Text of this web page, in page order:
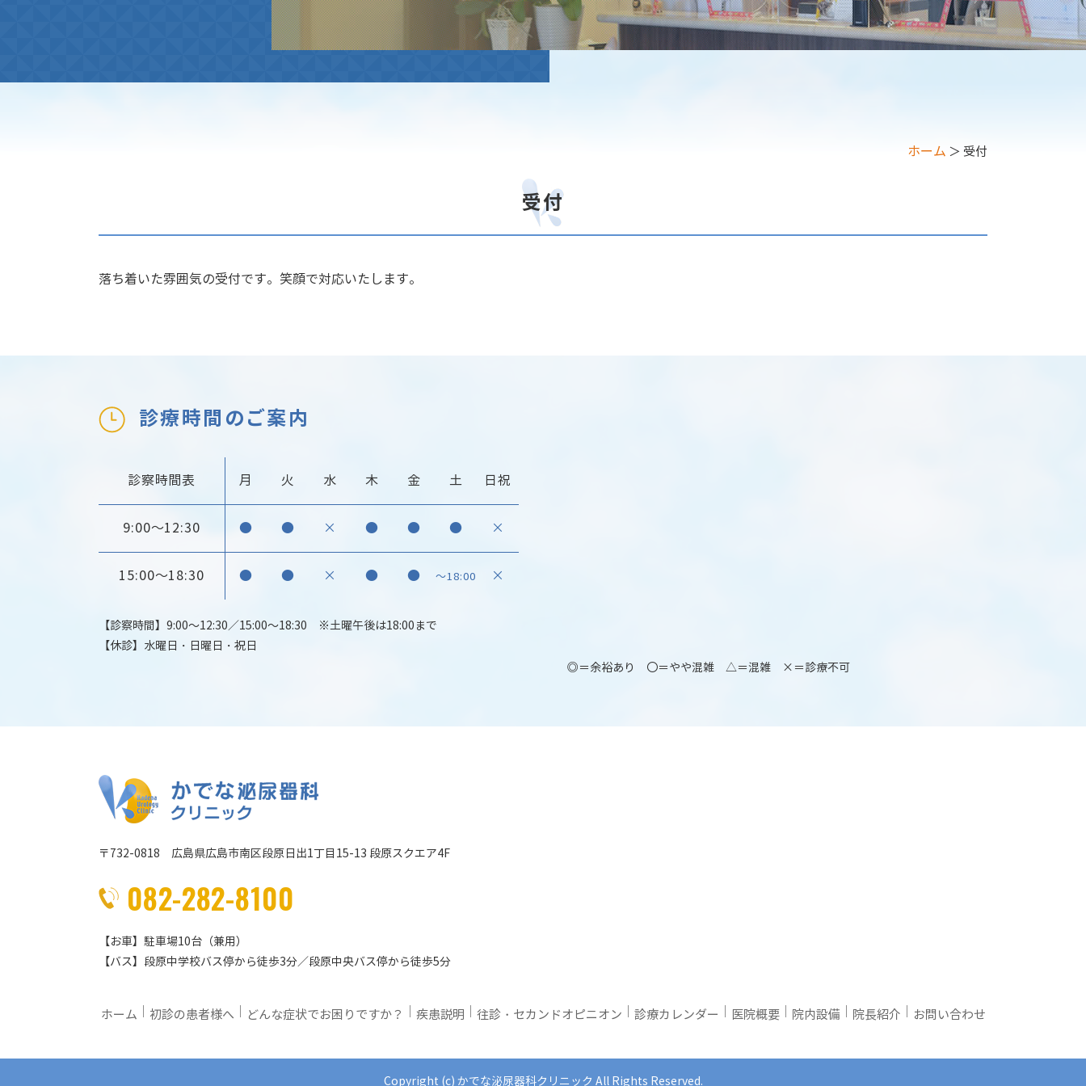
ホーム ＞ 受付
受付
落ち着いた雰囲気の受付です。笑顔で対応いたします。
診療時間のご案内
診察時間表 月 火 水 木 金 土 日祝
9:00～12:30 ● ● × ● ● ● ×
15:00～18:30 ● ● × ● ● ～18:00 ×
【診察時間】9:00～12:30／15:00～18:30 ※土曜午後は18:00まで
【休診】水曜日・日曜日・祝日
◎＝余裕あり 〇＝やや混雑 △＝混雑 ×＝診療不可
〒732-0818 広島県広島市南区段原日出1丁目15-13 段原スクエア4F
082-282-8100
【お車】駐車場10台（兼用）
【バス】段原中学校バス停から徒歩3分／段原中央バス停から徒歩5分
ホーム 初診の患者様へ どんな症状でお困りですか？ 疾患説明 往診・セカンドオピニオン 診療カレンダー 医院概要｜ 院内設備 院長紹介 お問い合わせ
Copyright (c) かでな泌尿器科クリニック All Rights Reserved.